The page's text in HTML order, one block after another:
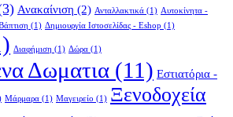
Ανακαίνιση (2) Ανταλλακτικά (1) Αυτοκίνητα -
(1) Δημιουργία Ιστοσελίδας - Eshop (1)
Διαφήμιση (1) Δώρα (1)
Δωματια (11) Εστιατόρια -
Μάρμαρα (1) Μαγειρείο (1) Ξενοδοχεία